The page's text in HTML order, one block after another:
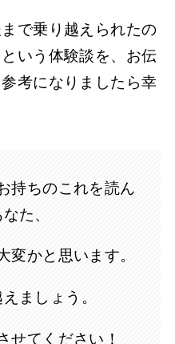
で乗り越えられたの
いう体験談を、お伝
考になりましたら幸
持ちのこれを読ん
た、
かと思います。
ましょう。
せてください！